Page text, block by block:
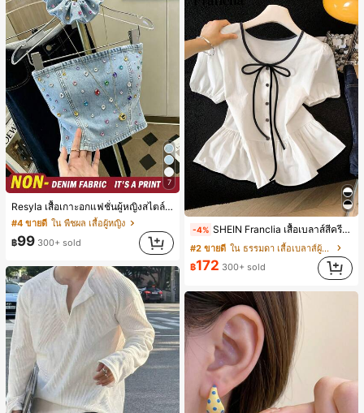
7
Resyla เสื้อเกาะอกแฟชั่นผู้หญิงสไตล์ซัมเมอร์อเนกประสงค์ลายเดนิม แนะนำสำหรับงานหนัก ขายดี ตกแต่งเพชรสีสันสดใสพิมพ์ลาย เหมาะสำหรับใส่ประจำวัน
#4 ขายดี ใน พืชผล เสื้อผู้หญิง
฿99 300+ sold
-4% SHEIN Franclia เสื้อเบลาส์สีครีมขาวนุ่มนวล เอวรูด, แต่งขอบตัดกัน + โบว์ผูก, แขนพอง จับคู่กับกระโปรงชายระบาย, ลดอายุและดูดี, นุ่มและเก๋ไก๋สำหรับใส่ทุกวัน
#2 ขายดี
ใน ธรรมดา เสื้อเบลาส์ผู้หญิง
฿172 300+ sold